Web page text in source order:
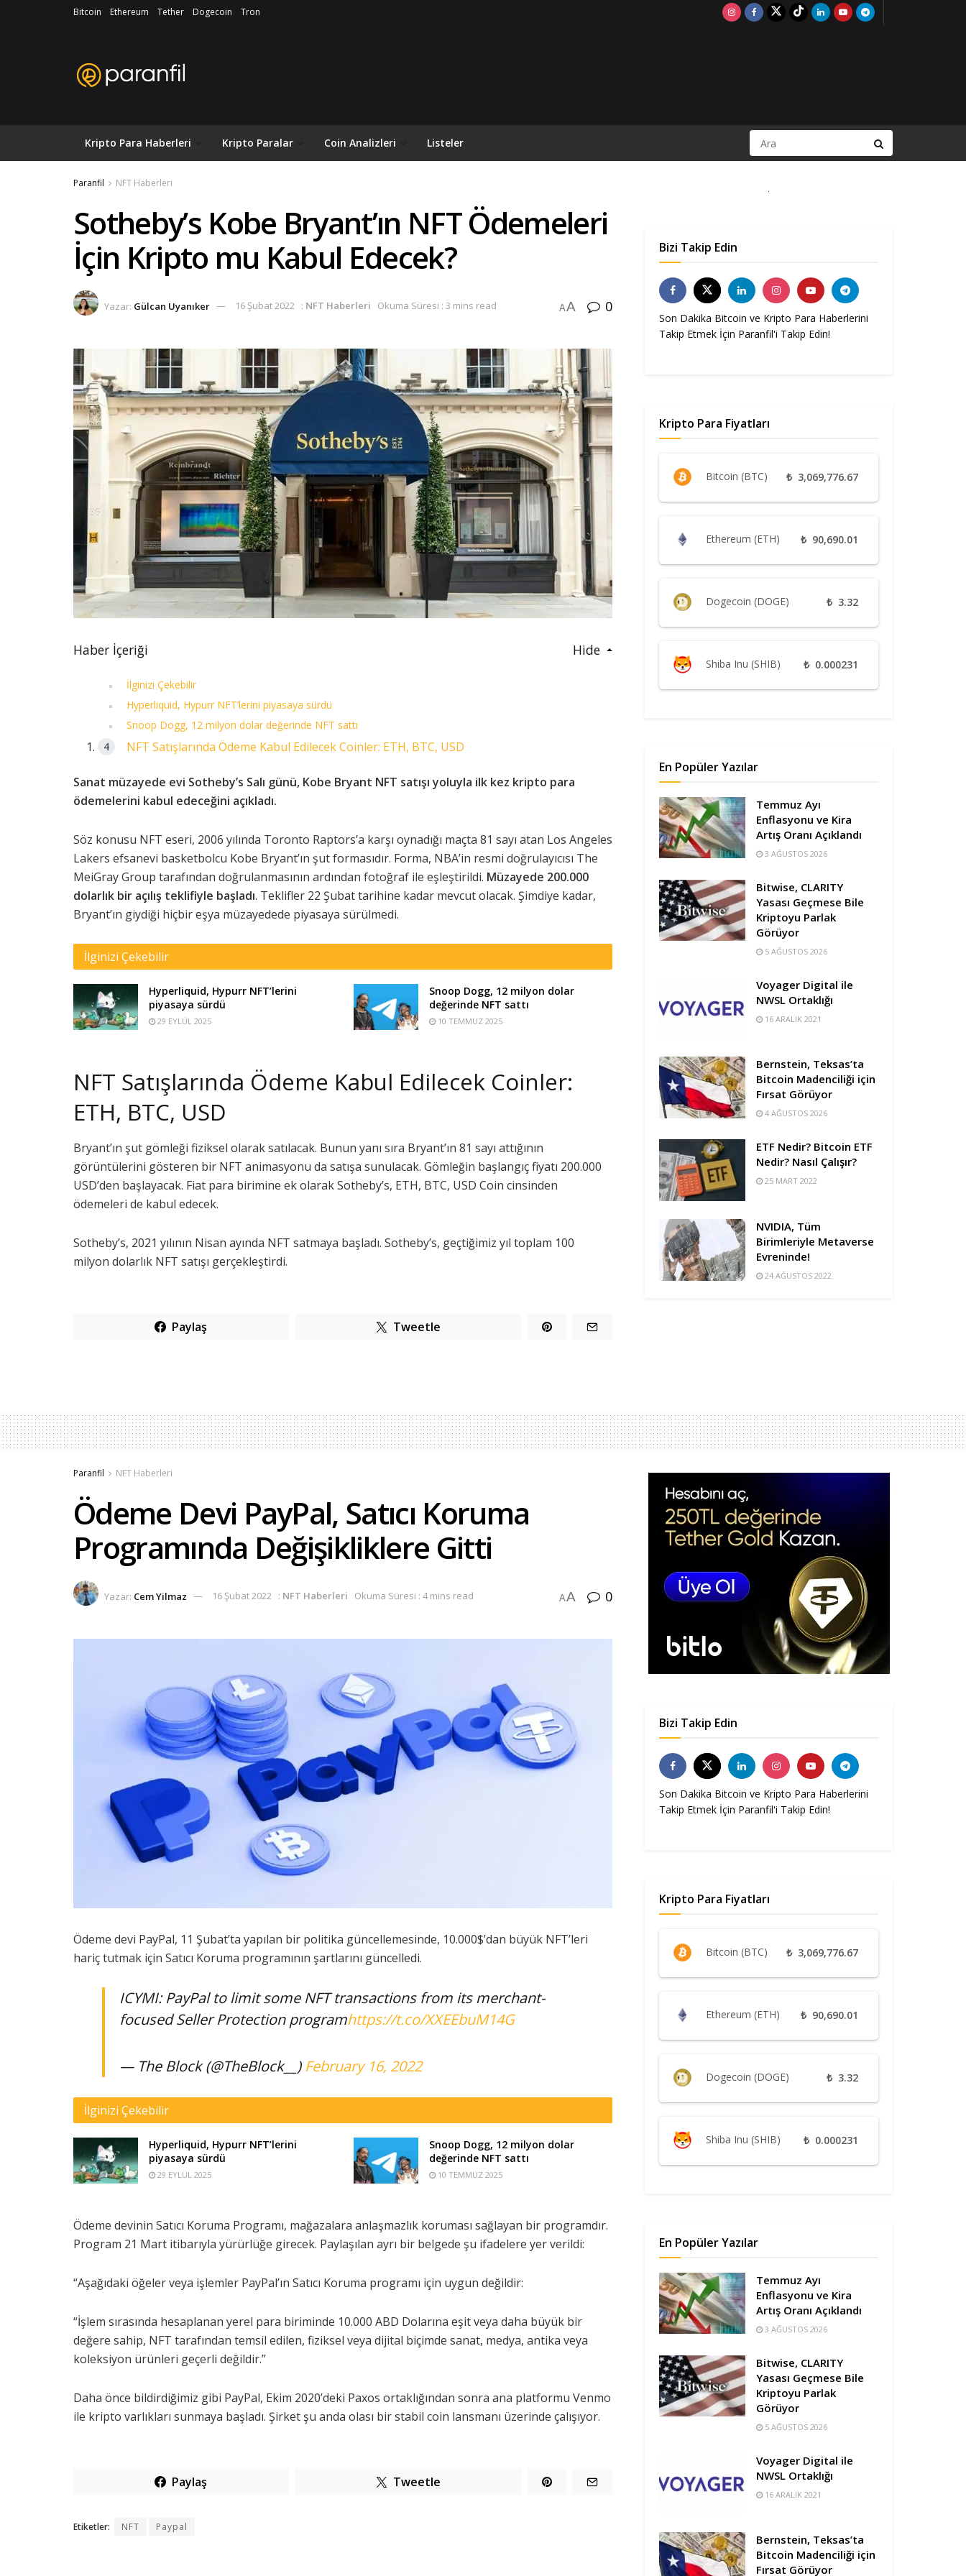
Bitcoin Ethereum Tether Dogecoin Tron
Kripto Para Haberleri Kripto Paralar Coin Analizleri Listeler
Paranfil NFT Haberleri
Sotheby’s Kobe Bryant’ın NFT Ödemeleri
İçin Kripto mu Kabul Edecek?
Yazar: Gülcan Uyanıker 16 Şubat 2022 : NFT Haberleri Okuma Süresi : 3 mins read AA 0
Haber İçeriği Hide
İlginizi Çekebilir
Hyperliquid, Hypurr NFT’lerini piyasaya sürdü
Snoop Dogg, 12 milyon dolar değerinde NFT sattı
NFT Satışlarında Ödeme Kabul Edilecek Coinler: ETH, BTC, USD
Sanat müzayede evi Sotheby’s Salı günü, Kobe Bryant NFT satışı yoluyla ilk kez kripto para
ödemelerini kabul edeceğini açıkladı.
Söz konusu NFT eseri, 2006 yılında Toronto Raptors’a karşı oynadığı maçta 81 sayı atan Los Angeles
Lakers efsanevi basketbolcu Kobe Bryant’ın şut formasıdır. Forma, NBA’in resmi doğrulayıcısı The
MeiGray Group tarafından doğrulanmasının ardından fotoğraf ile eşleştirildi. Müzayede 200.000
dolarlık bir açılış teklifiyle başladı. Teklifler 22 Şubat tarihine kadar mevcut olacak. Şimdiye kadar,
Bryant’ın giydiği hiçbir eşya müzayedede piyasaya sürülmedi.
İlginizi Çekebilir
Hyperliquid, Hypurr NFT’lerini
piyasaya sürdü
29 EYLÜL 2025
Snoop Dogg, 12 milyon dolar
değerinde NFT sattı
10 TEMMUZ 2025
NFT Satışlarında Ödeme Kabul Edilecek Coinler:
ETH, BTC, USD
Bryant’ın şut gömleği fiziksel olarak satılacak. Bunun yanı sıra Bryant’ın 81 sayı attığının
görüntülerini gösteren bir NFT animasyonu da satışa sunulacak. Gömleğin başlangıç ​​fiyatı 200.000
USD’den başlayacak. Fiat para birimine ek olarak Sotheby’s, ETH, BTC, USD Coin cinsinden
ödemeleri de kabul edecek.
Sotheby’s, 2021 yılının Nisan ayında NFT satmaya başladı. Sotheby’s, geçtiğimiz yıl toplam 100
milyon dolarlık NFT satışı gerçekleştirdi.
Paylaş Tweetle
Bizi Takip Edin
Son Dakika Bitcoin ve Kripto Para Haberlerini
Takip Etmek İçin Paranfil'i Takip Edin!
Kripto Para Fiyatları
Bitcoin (BTC) ₺ 3,069,776.67
Ethereum (ETH) ₺ 90,690.01
Dogecoin (DOGE) ₺ 3.32
Shiba Inu (SHIB) ₺ 0.000231
En Popüler Yazılar
Temmuz Ayı
Enflasyonu ve Kira
Artış Oranı Açıklandı
3 AĞUSTOS 2026
Bitwise, CLARITY
Yasası Geçmese Bile
Kriptoyu Parlak
Görüyor
5 AĞUSTOS 2026
Voyager Digital ile
NWSL Ortaklığı
16 ARALIK 2021
Bernstein, Teksas’ta
Bitcoin Madenciliği için
Fırsat Görüyor
4 AĞUSTOS 2026
ETF Nedir? Bitcoin ETF
Nedir? Nasıl Çalışır?
25 MART 2022
NVIDIA, Tüm
Birimleriyle Metaverse
Evreninde!
24 AĞUSTOS 2022
Paranfil NFT Haberleri
Ödeme Devi PayPal, Satıcı Koruma
Programında Değişikliklere Gitti
Yazar: Cem Yilmaz 16 Şubat 2022 : NFT Haberleri Okuma Süresi : 4 mins read AA 0
Ödeme devi PayPal, 11 Şubat’ta yapılan bir politika güncellemesinde, 10.000$’dan büyük NFT’leri
hariç tutmak için Satıcı Koruma programının şartlarını güncelledi.
ICYMI: PayPal to limit some NFT transactions from its merchant-
focused Seller Protection programhttps://t.co/XXEEbuM14G
— The Block (@TheBlock__) February 16, 2022
İlginizi Çekebilir
Hyperliquid, Hypurr NFT’lerini
piyasaya sürdü
29 EYLÜL 2025
Snoop Dogg, 12 milyon dolar
değerinde NFT sattı
10 TEMMUZ 2025
Ödeme devinin Satıcı Koruma Programı, mağazalara anlaşmazlık koruması sağlayan bir programdır.
Program 21 Mart itibarıyla yürürlüğe girecek. Paylaşılan ayrı bir belgede şu ifadelere yer verildi:
“Aşağıdaki öğeler veya işlemler PayPal’ın Satıcı Koruma programı için uygun değildir:
“İşlem sırasında hesaplanan yerel para biriminde 10.000 ABD Dolarına eşit veya daha büyük bir
değere sahip, NFT tarafından temsil edilen, fiziksel veya dijital biçimde sanat, medya, antika veya
koleksiyon ürünleri geçerli değildir.”
Daha önce bildirdiğimiz gibi PayPal, Ekim 2020’deki Paxos ortaklığından sonra ana platformu Venmo
ile kripto varlıkları sunmaya başladı. Şirket şu anda olası bir stabil coin lansmanı üzerinde çalışıyor.
Paylaş Tweetle
Etiketler: NFT Paypal
Bizi Takip Edin
Son Dakika Bitcoin ve Kripto Para Haberlerini
Takip Etmek İçin Paranfil'i Takip Edin!
Kripto Para Fiyatları
Bitcoin (BTC) ₺ 3,069,776.67
Ethereum (ETH) ₺ 90,690.01
Dogecoin (DOGE) ₺ 3.32
Shiba Inu (SHIB) ₺ 0.000231
En Popüler Yazılar
Temmuz Ayı
Enflasyonu ve Kira
Artış Oranı Açıklandı
3 AĞUSTOS 2026
Bitwise, CLARITY
Yasası Geçmese Bile
Kriptoyu Parlak
Görüyor
5 AĞUSTOS 2026
Voyager Digital ile
NWSL Ortaklığı
16 ARALIK 2021
Bernstein, Teksas’ta
Bitcoin Madenciliği için
Fırsat Görüyor